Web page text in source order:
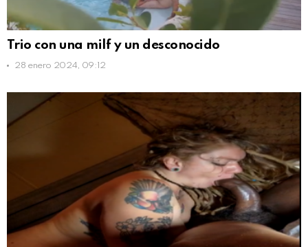
Trio con una milf y un desconocido
28 enero 2024, 09:12